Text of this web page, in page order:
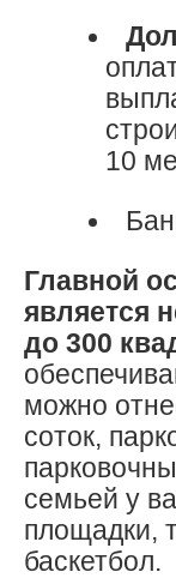
10
Главной
является
до 300
можно
соток,
семьей у
площадки,
баскетбол.